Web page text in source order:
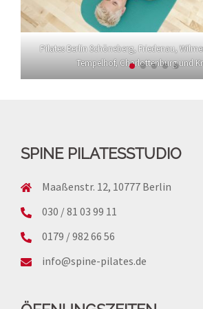
Pilates Berlin Schöneberg, Friedenau,
Tempelhof, Charlottenburg und
SPINE PILATESSTUDIO
Maaßenstr. 12, 10777 Berlin
030 / 81 03 99 11
0179 / 982 66 56
info@spine-pilates.de